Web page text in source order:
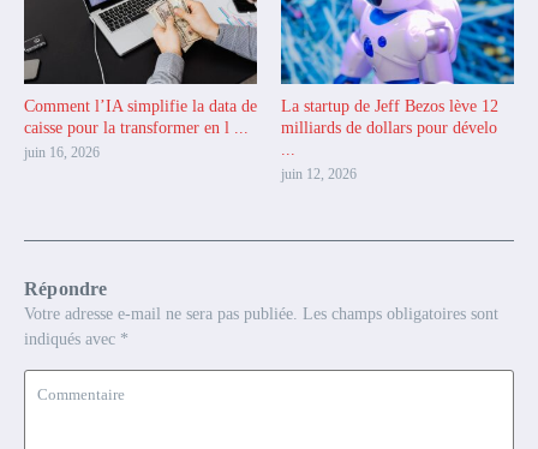
Comment l’IA simplifie la data de
caisse pour la transformer en l ...
juin 16, 2026
La startup de Jeff Bezos lève 12
milliards de dollars pour dévelo
...
juin 12, 2026
Répondre
Votre adresse e-mail ne sera pas publiée. Les champs obligatoires sont
indiqués avec *